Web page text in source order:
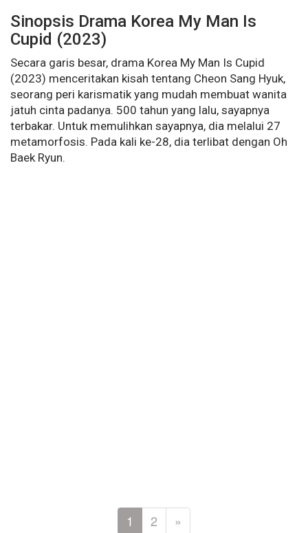
Sinopsis Drama Korea My Man Is
Cupid (2023)
Secara garis besar, drama Korea My Man Is Cupid
(2023) menceritakan kisah tentang Cheon Sang Hyuk,
seorang peri karismatik yang mudah membuat wanita
jatuh cinta padanya. 500 tahun yang lalu, sayapnya
terbakar. Untuk memulihkan sayapnya, dia melalui 27
metamorfosis. Pada kali ke-28, dia terlibat dengan Oh
Baek Ryun.
1 2 »